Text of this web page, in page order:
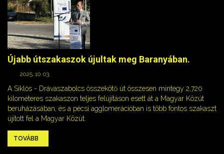
Újabb útszakaszok újultak meg Baranyában.
2025. 10. 03.
A Siklós - Drávaszabolcs összekötő út összesen mintegy 2,720
kilométeres szakaszon teljes felújításon esett át a Magyar Közút
beruházásában, és a pécsi agglomerációban is több fontos szakaszt
újított fel a Magyar Közút.
TOVÁBB